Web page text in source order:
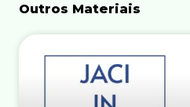
Outros Materiais